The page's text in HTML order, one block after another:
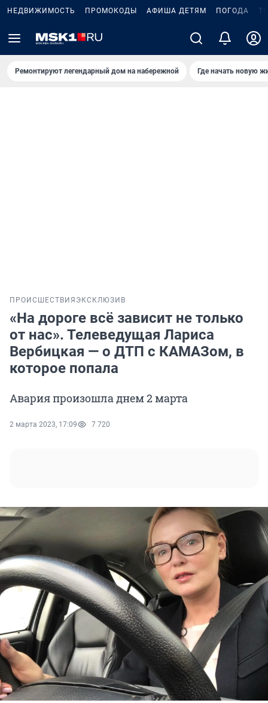
НЕДВИЖИМОСТЬ ПРОМОКОДЫ АФИША ДЕТЯМ ПОГОДА
Ремонтируют легендарный дом на набережной Где начать новую
ПРОИСШЕСТВИЯ ЭКСКЛЮЗИВ
«На дороге всё зависит не только
от нас». Телеведущая Лариса
Вербицкая — о ДТП с КАМАЗом, в
которое попала
Авария произошла днем 2 марта
2 марта 2023, 17:09 7 720